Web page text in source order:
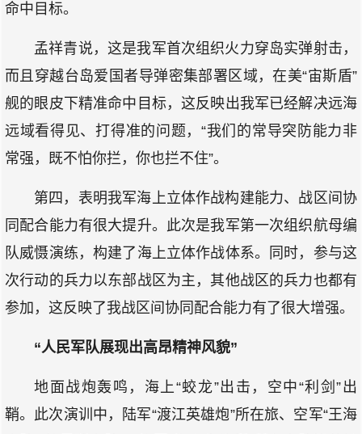
命中目标。
孟祥青说，这是我军首次组织火力穿岛实弹射击，
而且穿越台岛爱国者导弹密集部署区域，在美“宙斯盾”
舰的眼皮下精准命中目标，这反映出我军已经解决远海
远域看得见、打得准的问题，“我们的常导突防能力非
常强，既不怕你拦，你也拦不住”。
第四，表明我军海上立体作战构建能力、战区间协
同配合能力有很大提升。此次是我军第一次组织航母编
队威慑演练，构建了海上立体作战体系。同时，参与这
次行动的兵力以东部战区为主，其他战区的兵力也都有
参加，这反映了我战区间协同配合能力有了很大增强。
“人民军队展现出高昂精神风貌”
地面战炮轰鸣，海上“蛟龙”出击，空中“利剑”出
鞘。此次演训中，陆军“渡江英雄炮”所在旅、空军“王海